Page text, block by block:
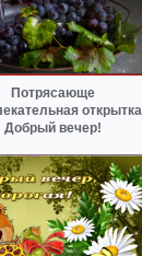
Потрясающе
открытка
Добрый вечер!